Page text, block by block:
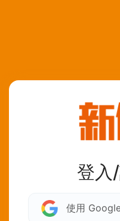
登入
使用